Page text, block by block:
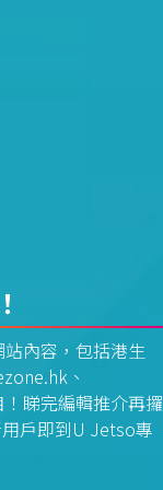
內容，包括港生
、
睇完編輯推介再攞
戶即到U Jetso專